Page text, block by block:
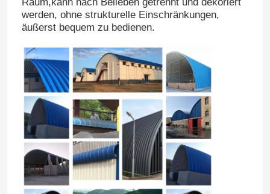
Werksbesichtigung
Qualitätskontrolle
Kontakt mit uns
Neuigkeiten
Rechtssachen
werden, ohne strukturelle Einschränkungen,
äußerst bequem zu bedienen.